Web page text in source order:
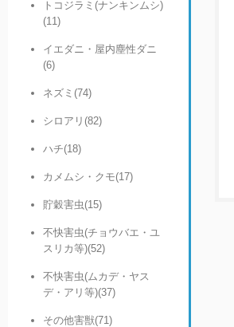
トコジラミ(ナンキンムシ)
(11)
イエダニ・屋内塵性ダニ
(6)
ネズミ(74)
シロアリ(82)
ハチ(18)
カメムシ・クモ(17)
貯穀害虫(15)
不快害虫(チョウバエ・ユ
スリカ等)(52)
不快害虫(ムカデ・ヤス
デ・アリ等)(37)
その他害獣(71)